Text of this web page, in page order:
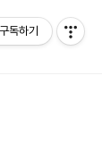
구독하기